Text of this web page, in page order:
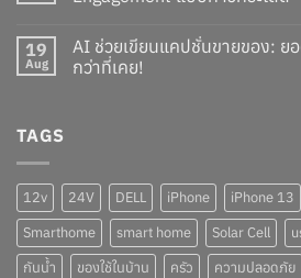
19
Aug
AI ช่วยเขียนแคปชั่นขายของ: ย
กว่าที่เคย!
TAGS
12v 24V DELL iPhone iPhone 13
Smarthome
smart home Solar Cell
กันน้ำ
ของใช้ในบ้าน ครัว ความปลอดภัย